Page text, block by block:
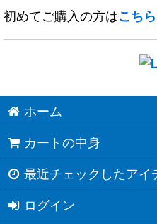
初めてご購入の方はこちら
ホーム
カートの中身
最近チェックしたアイ
ログイン